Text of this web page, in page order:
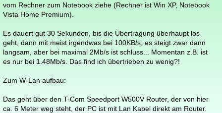
vom Rechner zum Notebook ziehe (Rechner ist Win XP, Notebook
Vista Home Premium).
Es dauert gut 30 Sekunden, bis die Übertragung überhaupt los
geht, dann mit meist irgendwas bei 100KB/s, es steigt zwar dann
langsam, aber bei maximal 2Mb/s ist schluss... Momentan z.B. ist
es nur bei 1.48Mb/s. Das find ich übertrieben zu wenig?!
Zum W-Lan aufbau:
Das geht über den T-Com Speedport W500V Router, der von hier
ca. 6 Meter weg steht, der PC ist mit Lan Kabel direkt am Router.